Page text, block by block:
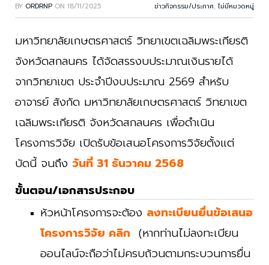
BY ORDRNP ON 18/11/2025 ข่าวกิจกรรม/ประกาศ,ไม่มีหมวดหมู่
มหาวิทยาลัยเกษตรศาสตร์ วิทยาเขตเฉลิมพระเกียรติ
จังหวัดสกลนคร ได้จัดสรรงบประมาณเงินรายได้
จากวิทยาเขต ประจำปีงบประมาณ 2569 สำหรับ
อาจารย์ สังกัด มหาวิทยาลัยเกษตรศาสตร์ วิทยาเขต
เฉลิมพระเกียรติ จังหวัดสกลนคร เพื่อดำเนิน
โครงการวิจัย เปิดรับข้อเสนอโครงการวิจัยตั้งแต่
บัดนี้ จนถึง วันที่ 31 ธันวาคม 2568
ขั้นตอน/เอกสารประกอบ
หัวหน้าโครงการจะต้อง ลงทะเบียนยื่นข้อเสนอ
โครงการวิจัย คลิก (หากท่านไม่ลงทะเบียน
ออนไลน์จะถือว่าไม่ครบถ้วนตามกระบวนการยื่น